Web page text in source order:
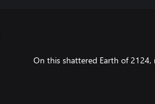
“On this shattered Earth of